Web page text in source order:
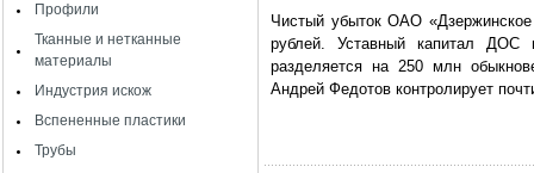
Профили
Тканные и нетканные
материалы
Индустрия искож
Вспененные пластики
Трубы
Чистый убыток ОАО
рублей. Уставный капитал
разделяется на 250 млн
Андрей Федотов контролирует